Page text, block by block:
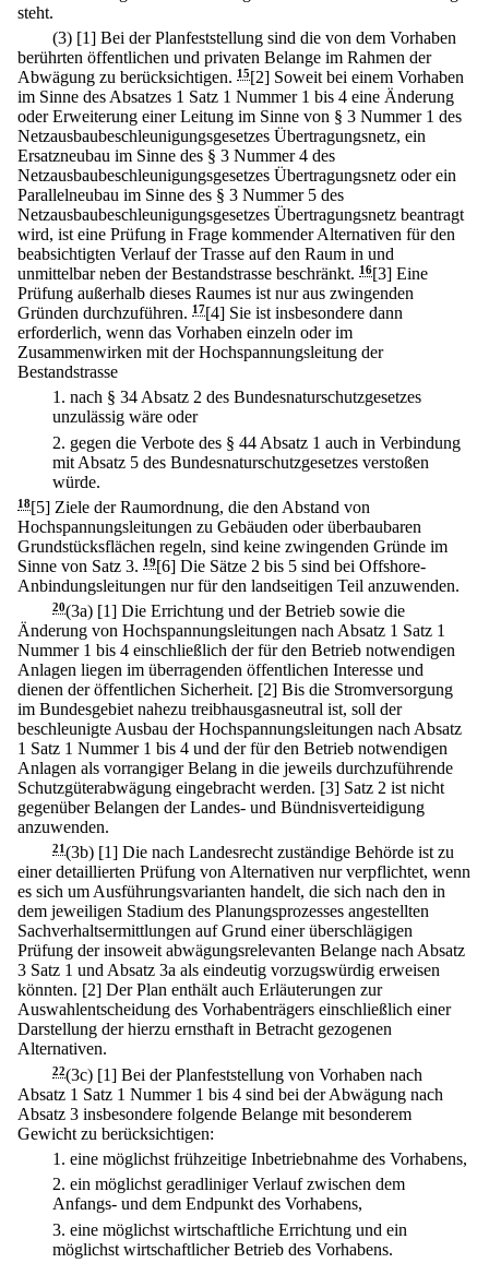
steht.
(3) [1] Bei der Planfeststellung sind die von dem Vorhaben
berührten öffentlichen und privaten Belange im Rahmen der
Abwägung zu berücksichtigen. 15[2] Soweit bei einem Vorhaben
im Sinne des Absatzes 1 Satz 1 Nummer 1 bis 4 eine Änderung
oder Erweiterung einer Leitung im Sinne von § 3 Nummer 1 des
Netzausbaubeschleunigungsgesetzes Übertragungsnetz, ein
Ersatzneubau im Sinne des § 3 Nummer 4 des
Netzausbaubeschleunigungsgesetzes Übertragungsnetz oder ein
Parallelneubau im Sinne des § 3 Nummer 5 des
Netzausbaubeschleunigungsgesetzes Übertragungsnetz beantragt
wird, ist eine Prüfung in Frage kommender Alternativen für den
beabsichtigten Verlauf der Trasse auf den Raum in und
unmittelbar neben der Bestandstrasse beschränkt. 16[3] Eine
Prüfung außerhalb dieses Raumes ist nur aus zwingenden
Gründen durchzuführen. 17[4] Sie ist insbesondere dann
erforderlich, wenn das Vorhaben einzeln oder im
Zusammenwirken mit der Hochspannungsleitung der
Bestandstrasse
1. nach § 34 Absatz 2 des Bundesnaturschutzgesetzes
unzulässig wäre oder
2. gegen die Verbote des § 44 Absatz 1 auch in Verbindung
mit Absatz 5 des Bundesnaturschutzgesetzes verstoßen
würde.
18[5] Ziele der Raumordnung, die den Abstand von
Hochspannungsleitungen zu Gebäuden oder überbaubaren
Grundstücksflächen regeln, sind keine zwingenden Gründe im
Sinne von Satz 3. 19[6] Die Sätze 2 bis 5 sind bei Offshore-
Anbindungsleitungen nur für den landseitigen Teil anzuwenden.
20(3a) [1] Die Errichtung und der Betrieb sowie die
Änderung von Hochspannungsleitungen nach Absatz 1 Satz 1
Nummer 1 bis 4 einschließlich der für den Betrieb notwendigen
Anlagen liegen im überragenden öffentlichen Interesse und
dienen der öffentlichen Sicherheit. [2] Bis die Stromversorgung
im Bundesgebiet nahezu treibhausgasneutral ist, soll der
beschleunigte Ausbau der Hochspannungsleitungen nach Absatz
1 Satz 1 Nummer 1 bis 4 und der für den Betrieb notwendigen
Anlagen als vorrangiger Belang in die jeweils durchzuführende
Schutzgüterabwägung eingebracht werden. [3] Satz 2 ist nicht
gegenüber Belangen der Landes- und Bündnisverteidigung
anzuwenden.
21(3b) [1] Die nach Landesrecht zuständige Behörde ist zu
einer detaillierten Prüfung von Alternativen nur verpflichtet, wenn
es sich um Ausführungsvarianten handelt, die sich nach den in
dem jeweiligen Stadium des Planungsprozesses angestellten
Sachverhaltsermittlungen auf Grund einer überschlägigen
Prüfung der insoweit abwägungsrelevanten Belange nach Absatz
3 Satz 1 und Absatz 3a als eindeutig vorzugswürdig erweisen
könnten. [2] Der Plan enthält auch Erläuterungen zur
Auswahlentscheidung des Vorhabenträgers einschließlich einer
Darstellung der hierzu ernsthaft in Betracht gezogenen
Alternativen.
22(3c) [1] Bei der Planfeststellung von Vorhaben nach
Absatz 1 Satz 1 Nummer 1 bis 4 sind bei der Abwägung nach
Absatz 3 insbesondere folgende Belange mit besonderem
Gewicht zu berücksichtigen:
1. eine möglichst frühzeitige Inbetriebnahme des Vorhabens,
2. ein möglichst geradliniger Verlauf zwischen dem
Anfangs- und dem Endpunkt des Vorhabens,
3. eine möglichst wirtschaftliche Errichtung und ein
möglichst wirtschaftlicher Betrieb des Vorhabens.